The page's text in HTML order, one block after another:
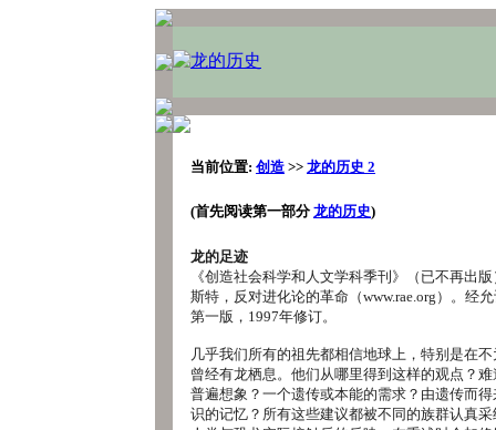
当前位置: 创造 >> 龙的历史 2
(首先阅读第一部分龙的历史)
龙的足迹
《创造社会科学和人文学科季刊》（已不再出
斯特，反对进化论的革命（www.rae.org）。经
第一版，1997年修订。
几乎我们所有的祖先都相信地球上，特别是在
曾经有龙栖息。他们从哪里得到这样的观点？
普遍想象？一个遗传或本能的需求？由遗传而
识的记忆？所有这些建议都被不同的族群认真